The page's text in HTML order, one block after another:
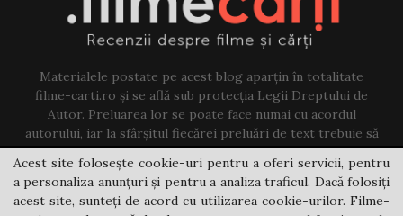
Materialele postate pe acest blog aparțin în totalitate
filme-carti.ro și se află sub protecția Legii Dreptului de
Autor. Preluarea lor se poate face numai cu acordul
autorului, iar la sfârșitul fiecărei preluări de text trebuie să
existe un link către acest blog.
Contact us:jovi@filme-carti.ro
Acest site folosește cookie-uri pentru a oferi servicii, pentru
a personaliza anunțuri și pentru a analiza traficul. Dacă folosiți
acest site, sunteți de acord cu utilizarea cookie-urilor. Filme-